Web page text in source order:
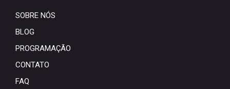
SOBRE NÓS
BLOG
PROGRAMAÇÃO
CONTATO
FAQ